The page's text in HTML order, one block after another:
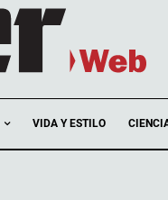
VIDA Y ESTILO